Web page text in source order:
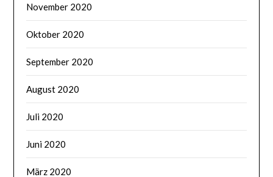
November 2020
Oktober 2020
September 2020
August 2020
Juli 2020
Juni 2020
März 2020